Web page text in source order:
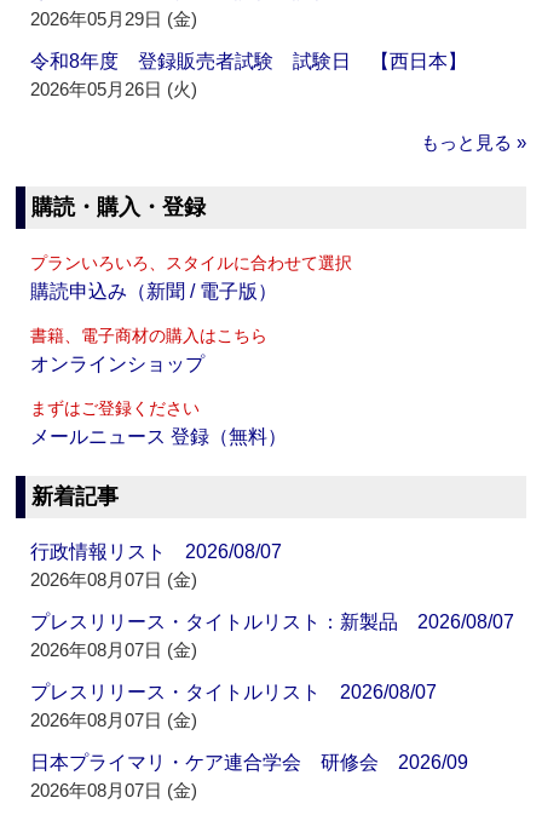
2026年05月29日 (金)
令和8年度 登録販売者試験 試験日 【西日本】
2026年05月26日 (火)
もっと見る »
購読・購入・登録
プランいろいろ、スタイルに合わせて選択
購読申込み（新聞 / 電子版）
書籍、電子商材の購入はこちら
オンラインショップ
まずはご登録ください
メールニュース 登録（無料）
新着記事
行政情報リスト 2026/08/07
2026年08月07日 (金)
プレスリリース・タイトルリスト：新製品 2026/08/07
2026年08月07日 (金)
プレスリリース・タイトルリスト 2026/08/07
2026年08月07日 (金)
日本プライマリ・ケア連合学会 研修会 2026/09
2026年08月07日 (金)